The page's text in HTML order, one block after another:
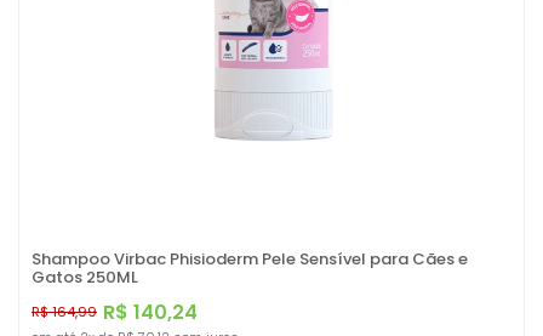
Shampoo Virbac Phisioderm Pele Sensível para Cães e
Gatos 250ML
R$ 140,24
R$ 164,99